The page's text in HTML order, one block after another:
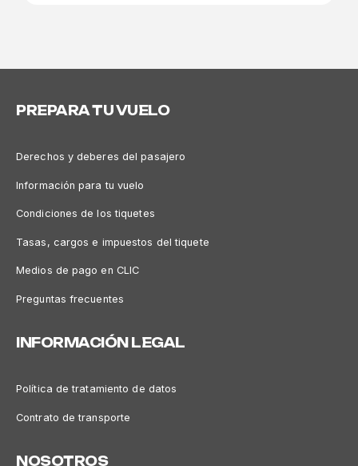
PREPARA TU VUELO
Derechos y deberes del pasajero
Información para tu vuelo
Condiciones de los tiquetes
Tasas, cargos e impuestos del tiquete
Medios de pago en CLIC
Preguntas frecuentes
INFORMACIÓN LEGAL
Política de tratamiento de datos
Contrato de transporte
NOSOTROS